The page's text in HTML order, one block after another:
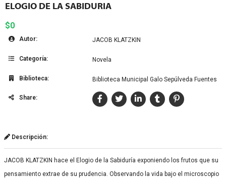
ELOGIO DE LA SABIDURIA
$0
Autor: JACOB KLATZKIN
Categoría: Novela
Biblioteca: Biblioteca Municipal Galo Sepúlveda Fuentes
Share:
Descripción:
JACOB KLATZKIN hace el Elogio de la Sabiduría exponiendo los frutos que su
pensamiento extrae de su prudencia. Observando la vida bajo el microscopio